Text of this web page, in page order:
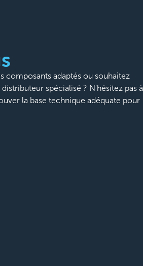
composants adaptés ou souhaitez
spécialisé ? N'hésitez pas à
la base technique adéquate pour